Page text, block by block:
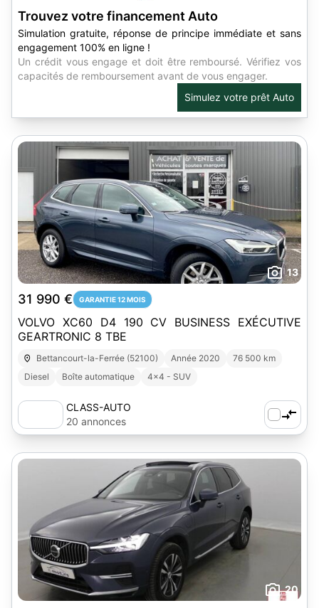
Trouvez votre financement Auto
Simulation gratuite, réponse de principe immédiate et sans
engagement 100% en ligne !
Un crédit vous engage et doit être remboursé. Vérifiez vos
capacités de remboursement avant de vous engager.
Simulez votre prêt Auto
13
31 990 € GARANTIE 12 MOIS
VOLVO XC60 D4 190 CV BUSINESS EXÉCUTIVE
GEARTRONIC 8 TBE
Bettancourt-la-Ferrée (52100) Année 2020
76 500 km
Diesel
Boîte automatique 4x4 - SUV
CLASS-AUTO
20 annonces
20